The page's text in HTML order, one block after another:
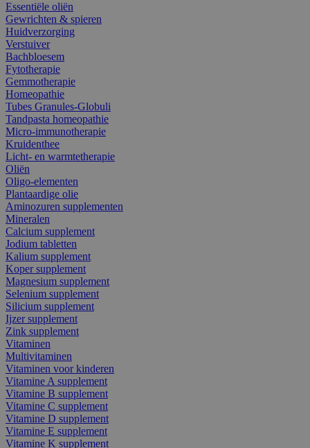
Essentiële oliën
Gewrichten & spieren
Huidverzorging
Verstuiver
Bachbloesem
Fytotherapie
Gemmotherapie
Homeopathie
Tubes Granules-Globuli
Tandpasta homeopathie
Micro-immunotherapie
Kruidenthee
Licht- en warmtetherapie
Oliën
Oligo-elementen
Plantaardige olie
Aminozuren supplementen
Mineralen
Calcium supplement
Jodium tabletten
Kalium supplement
Koper supplement
Magnesium supplement
Selenium supplement
Silicium supplement
Ijzer supplement
Zink supplement
Vitaminen
Multivitaminen
Vitaminen voor kinderen
Vitamine A supplement
Vitamine B supplement
Vitamine C supplement
Vitamine D supplement
Vitamine E supplement
Vitamine K supplement